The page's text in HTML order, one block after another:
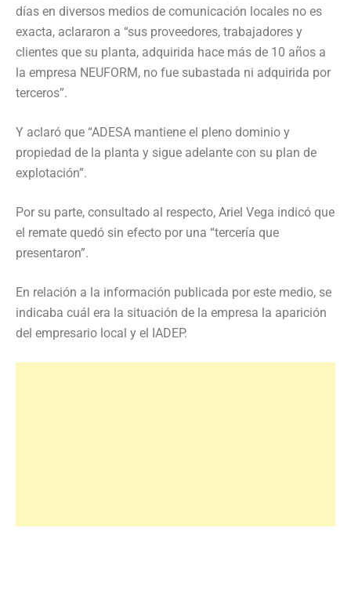
días en diversos medios de comunicación locales no es
exacta, aclararon a “sus proveedores, trabajadores y
clientes que su planta, adquirida hace más de 10 años a
la empresa NEUFORM, no fue subastada ni adquirida por
terceros”.
Y aclaró que “ADESA mantiene el pleno dominio y
propiedad de la planta y sigue adelante con su plan de
explotación”.
Por su parte, consultado al respecto, Ariel Vega indicó que
el remate quedó sin efecto por una “tercería que
presentaron”.
En relación a la información publicada por este medio, se
indicaba cuál era la situación de la empresa la aparición
del empresario local y el IADEP.